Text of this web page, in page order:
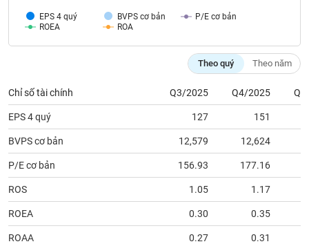
EPS 4 quý BVPS cơ bản
P/E cơ bản
ROEA
ROA
Theo quý Theo năm
Chỉ số tài chính Q3/2025 Q4/2025
EPS 4 quý 127 151
BVPS cơ bản 12,579 12,624
P/E cơ bản 156.93 177.16
ROS 1.05 1.17
ROEA 0.30 0.35
ROAA 0.27 0.31